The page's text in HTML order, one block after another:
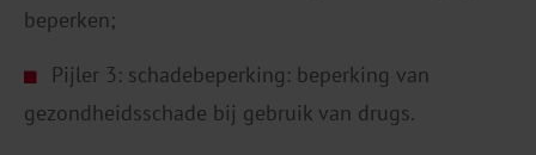
beperken;
Pijler 3: schadebeperking: beperking van
gezondheidsschade bij gebruik van drugs.